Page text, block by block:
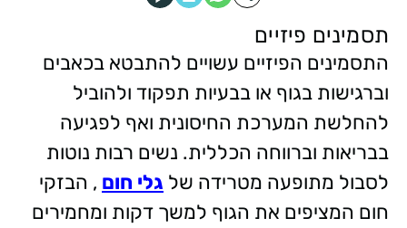
תסמינים פיזיים
התסמינים הפיזיים עשויים להתבטא בכאבים
וברגישות בגוף או בבעיות תפקוד ולהוביל
להחלשת המערכת החיסונית ואף לפגיעה
בבריאות וברווחה הכללית. נשים רבות נוטות
לסבול מתופעה מטרידה של גלי חום , הבזקי
חום המציפים את הגוף למשך דקות ומחמירים